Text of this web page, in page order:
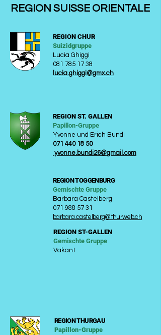
REGION SUISSE ORIENTALE
REGION CHUR
Suizidgruppe
Lucia Ghiggi
081 785 17 38
lucia.ghiggi@gmx.ch
REGION ST. GALLEN
Papillon-Gruppe
Yvonne und Erich Bundi
071 440 18 50
yvonne.bundi26@gmail.com
REGION TOGGENBURG
Gemischte Gruppe
Barbara Castelberg
071 988 57 31
barbara.castelberg@thurweb.ch
REGION ST-GALLEN
Gemischte Gruppe
Vakant
REGION THURGAU
Papillon-Gruppe